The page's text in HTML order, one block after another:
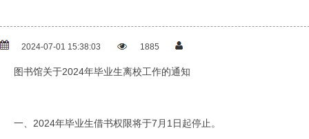
2024-07-01 15:38:03 1885
图书馆关于2024年毕业生离校工作的通知
一、2024年毕业生借书权限将于7月1日起停止。